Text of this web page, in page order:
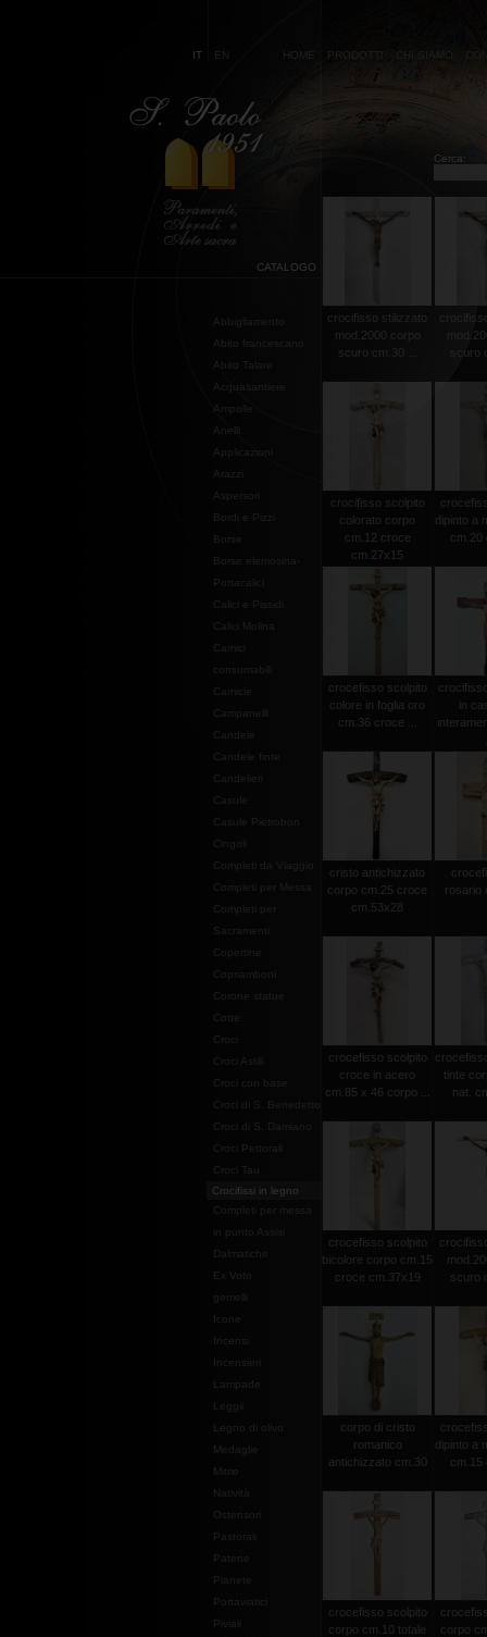
IT EN HOME PRODOTTI CHI SIAMO
Cerca:
CATALOGO
Abbigliamento
Abito francescano
Abito Talare
Acquasantiere
Ampolle
Anelli
Applicazioni
Arazzi
Aspersori
Bordi e Pizzi
Borse
Borse elemosina-
Portacalici
Calici e Pissidi
Calici Molina
Campanelli
Candele
Candele finte
Candelieri
Casule
Casule Pietrobon
Cingoli
Completi da Viaggio
Completi per Messa
Completi per
Sacramenti
Copertine
Copriamboni
Corone statue
Cotte
Croci
Croci Astili
Croci con base
Croci di S. Benedetto
Croci di S. Damiano
Croci Pettorali
Croci Tau
Crocifissi in legno
Completi per messa
in punto Assisi
Dalmatiche
Ex Voto
gemelli
Leggii
Legno di olivo
Medaglie
Mitrie
Natività
Ostensori
Pastorali
Patene
Pianete
Portaviatici
Piviali
crocifisso stilizzato
mod.2000 corpo
scuro cm.30 ...
scuro
crocifisso scolpito
colorato corpo
cm.12 croce
cm.27x15
dipinto a
cm.20
crocefisso scolpito
colore in foglia oro
cm.36 croce ...
in
cristo antichizzato
corpo cm.25 croce
cm.53x28
rosario
crocefisso scolpito
croce in acero
cm.85 x 46 corpo ...
tinte
nat.
crocefisso scolpito
bicolore corpo cm.15
croce cm.37x19
scuro
corpo di cristo
romanico
antichizzato cm.30
dipinto a
cm.15
crocefisso scolpito
corpo cm.10 totale
corpo